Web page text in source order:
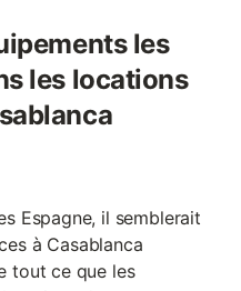
les
les locations
Espagne, il semblerait
à Casablanca
tout ce que les